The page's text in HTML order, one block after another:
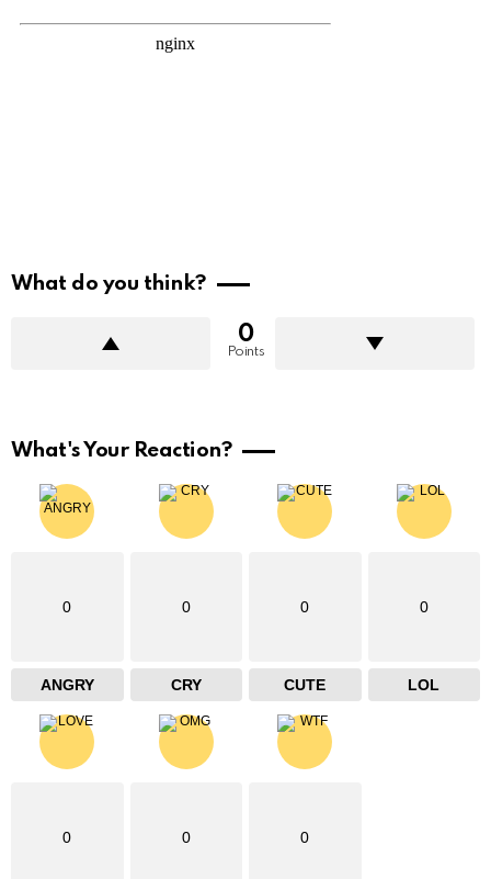
What do you think?
0
Points
What's Your Reaction?
0
ANGRY
0
CRY
0
CUTE
0
LOL
0 0 0